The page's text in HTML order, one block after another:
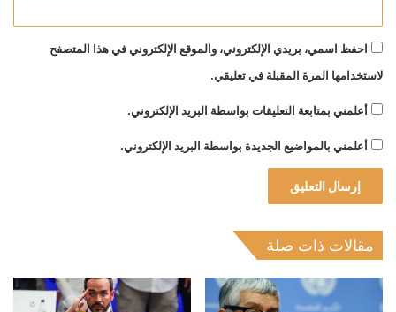
احفظ اسمي، بريدي الإلكتروني، والموقع الإلكتروني في هذا المتصفح
لاستخدامها المرة المقبلة في تعليقي.
أعلمني بمتابعة التعليقات بواسطة البريد الإلكتروني.
أعلمني بالمواضيع الجديدة بواسطة البريد الإلكتروني.
مقالات ذات صلة